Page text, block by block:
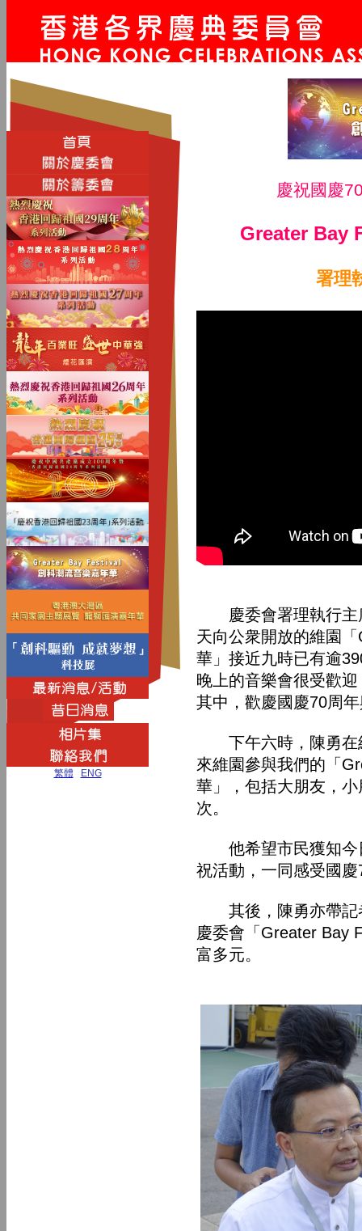
繁體 ENG
慶祝國慶
Greater Bay
署理
慶委會署理執行主
天向公衆開放的維園
華」接近九時已有逾
晚上的音樂會很受歡
其中，歡慶國慶70周
下午六時，陳勇在
來維園參與我們的「
華」，包括大朋友，
次。
他希望市民獲知今
祝活動，一同感受國
其後，陳勇亦帶記
慶委會「Greater Bay
富多元。